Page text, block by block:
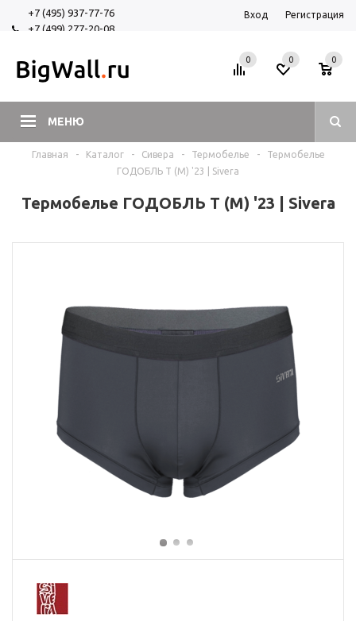
+7 (495) 937-77-76
+7 (499) 277-20-08
Вход Регистрация
МЕНЮ
0 0
0
Главная - Каталог - Сивера - Термобелье -
Термобелье
ГОДОБЛЬ Т (М) '23 | Sivera
Термобелье ГОДОБЛЬ Т (М) '23 | Sivera